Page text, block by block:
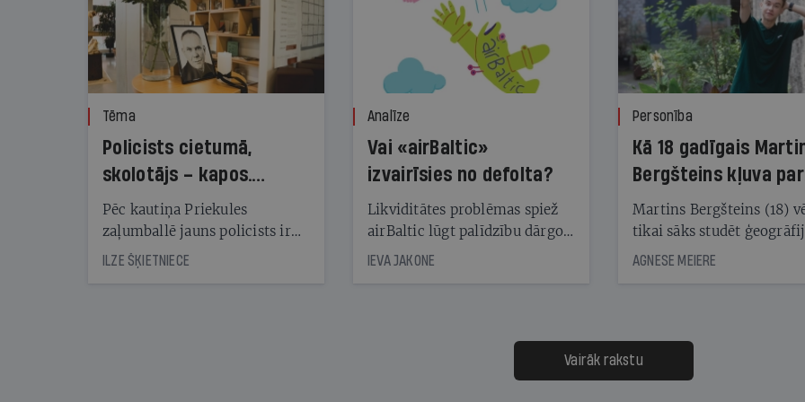
Tēma
Policists cietumā,
skolotājs – kapos.
Reibuma cena Priekulē
Pēc kautiņa Priekules
zaļumballē jauns policists ir
nonācis cietumā, bet
cienījams pedagogs — kapos.
ILZE ŠĶIETNIECE
Analīze
Vai «airBaltic»
izvairīsies no defolta?
Likviditātes problēmas spiež
airBaltic lūgt palīdzību dārgo
obligāciju turētājiem, taču
samaksāt augstos procentus,
kas jāpārskaita jau trīs dienas
pirms nākamās sapulces
IEVA JAKONE
Personība
Kā 18 gadīgais
Bergšteins kļuva par
laika ziņu seju?
Martins Bergšteins (18)
tikai sāks studēt
bet viņa sacītajam jau
uzcītīga darba, mammas
atbalsts un drosme
meteovērojumus arī tad,
AGNESE MEIERE
Vairāk rakstu